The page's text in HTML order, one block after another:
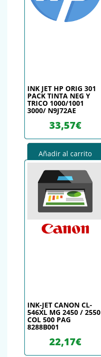
INK JET HP ORIG 301
PACK TINTA NEG Y
TRICO 1000/1001
3000/ N9J72AE
33,57€
Añadir al carrito
INK-JET CANON CL-
546XL MG 2450 / 2550
COL 500 PAG
8288B001
22,17€